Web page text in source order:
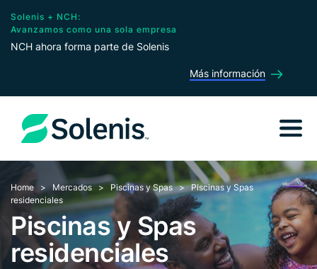
Solenis + NCH:
Avanzamos como una sola empresa
NCH ahora forma parte de Solenis
Más información
Home Mercados Piscinas y Spas
Piscinas y Spas
residenciales
Piscinas y Spas
residenciales